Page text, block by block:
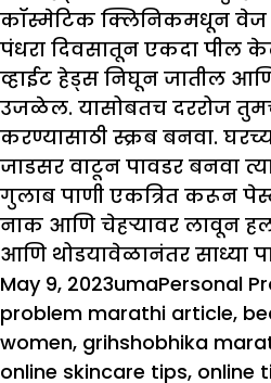
कॉस्मेटिक क्लिनिकमधून वेज
पंधरा दिवसातून एकदा पील
व्हाईट हेड्स निघून जातील
उजळेल. यासोबतच दररोज
करण्यासाठी स्क्रब बनवा.
जाडसर वाटून पावडर बनवा
गुलाब पाणी एकत्रित करून
नाक आणि चेहऱ्यावर लावून
आणि थोडयावेळानंतर साध्या
Posted
on
May 9, 2023Author
umaCategories
Personal
problem marathi article,
women, grihshobhika
online skincare tips, online